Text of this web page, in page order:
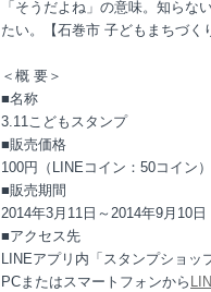
「そうだよね」の意味。知らな
たい。【石巻市 子どもまちづく
＜概 要＞
■名称
3.11こどもスタンプ
■販売価格
100円（LINEコイン：50コイン）
■販売期間
2014年3月11日～2014年9月10日
■アクセス先
LINEアプリ内「スタンプショッ
PCまたはスマートフォンから